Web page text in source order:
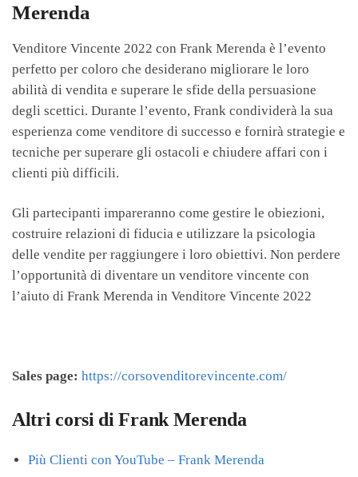
Merenda
Venditore Vincente 2022 con Frank Merenda è l’evento
perfetto per coloro che desiderano migliorare le loro
abilità di vendita e superare le sfide della persuasione
degli scettici. Durante l’evento, Frank condividerà la sua
esperienza come venditore di successo e fornirà strategie e
tecniche per superare gli ostacoli e chiudere affari con i
clienti più difficili.
Gli partecipanti impareranno come gestire le obiezioni,
costruire relazioni di fiducia e utilizzare la psicologia
delle vendite per raggiungere i loro obiettivi. Non perdere
l’opportunità di diventare un venditore vincente con
l’aiuto di Frank Merenda in Venditore Vincente 2022
Sales page: https://corsovenditorevincente.com/
Altri corsi di Frank Merenda
Più Clienti con YouTube – Frank Merenda